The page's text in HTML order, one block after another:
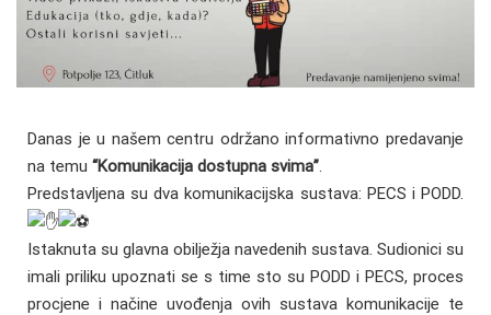
Danas je u našem centru održano informativno predavanje
na temu “Komunikacija dostupna svima”.
Predstavljena su dva komunikacijska sustava: PECS i PODD.
Istaknuta su glavna obilježja navedenih sustava. Sudionici su
imali priliku upoznati se s time sto su PODD i PECS, proces
procjene i načine uvođenja ovih sustava komunikacije te